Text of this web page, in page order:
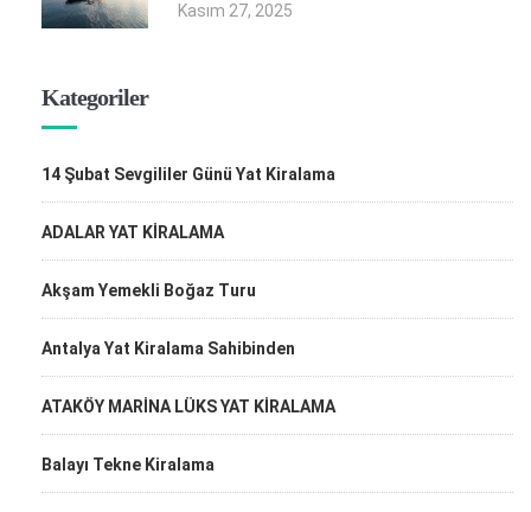
Kasım 27, 2025
Kategoriler
14 Şubat Sevgililer Günü Yat Kiralama
ADALAR YAT KİRALAMA
Akşam Yemekli Boğaz Turu
Antalya Yat Kiralama Sahibinden
ATAKÖY MARİNA LÜKS YAT KİRALAMA
Balayı Tekne Kiralama